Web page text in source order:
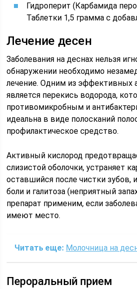
Гидроперит (Карбамида
Таблетки 1,5 грамма с
Лечение десен
Заболевания на деснах нельзя
обнаружении необходимо
лечение. Одним из эффективных
является перекись водорода,
противомикробным и
идеальна в виде полосканий
профилактическое средство.
Активный кислород
слизистой оболочки, устраняет
оставшийся после чистки зубов,
боли и галитоза (неприятный
препарат применим, если
имеют место.
Читать еще: Молочница на
Пероральный прием